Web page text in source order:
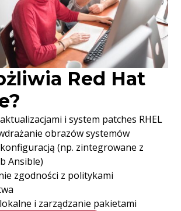
Red Hat
i system patches RHEL
obrazów systemów
(np. zintegrowane z
Ansible)
zgodności z politykami
i zarządzanie pakietami